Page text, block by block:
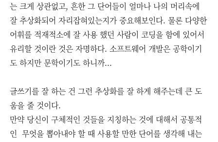
는 크게 상관없고, 흔한 그 단어들이 얼마나 나의 머리속에
잘 추상화되어 자리잡혀있는지가 중요해보인다. 물론 다양한
어휘를 적재적소에 잘 사용 했던 사람이 코딩을 함에 있어서
유리할 것이란 것은 자명하다. 소프트웨어 개발은 공학이기
도 하지만 문학이기도 하니까...
글쓰기를 잘 하는 건 그런 추상화를 잘 하게 해주는데 큰 도
움을 줄 것이다.
만약 당신이 구체적인 것들을 지칭하는 것에 대해서 공통적
인 무엇을 뽑아내야 할 때 사용할 만한 단어를 생각해 내는